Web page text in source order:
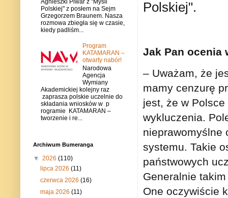
Polskiej".
Jak Pan ocenia
– Uważam, że
mamy cenzurę
jest, że w
wykluczenia.
nieprawomyślne
systemu. Takie
państwowych
Generalnie
One oczywiście
Agnieszki Piwar z "Myśli
Polskiej" z posłem na Sejm
Grzegorzem Braunem. Nasza
rozmowa zbiegła się w czasie,
kiedy padliśm...
Program
KATAMARAN –
otwarty nabór!
Narodowa
Agencja
Wymiany
Akademickiej kolejny raz
zaprasza polskie uczelnie do
składania wniosków w p
rogramie KATAMARAN –
tworzenie i re...
Archiwum Bumeranga
▼ 2026 (110)
lipca 2026(11)
czerwca 2026(16)
maja 2026(11)